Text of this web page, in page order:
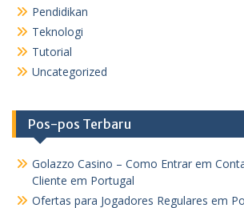
Pendidikan
Teknologi
Tutorial
Uncategorized
Pos-pos Terbaru
Golazzo Casino – Como Entrar em
Cliente em Portugal
Ofertas para Jogadores Regulares em